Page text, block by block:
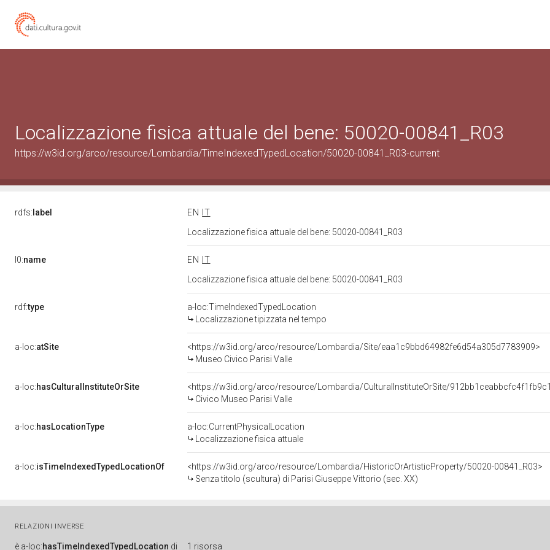
Localizzazione fisica attuale del bene: 50020-00841_R03
https://w3id.org/arco/resource/Lombardia/TimeIndexedTypedLocation/50020-00841_R03-current
rdfs: label EN
IT
Localizzazione fisica attuale del bene: 50020-00841_R03
l0:name EN
IT
Localizzazione fisica attuale del bene: 50020-00841_R03
rdf:type
a-loc:TimeIndexedTypedLocation
Localizzazione tipizzata nel tempo
a-loc:atSite
<https://w3id.org/arco/resource/Lombardia/Site/eaa1c9bbd64982fe6d54a305d7783909>
Museo Civico Parisi Valle
a-loc:hasCulturalInstituteOrSite
<https://w3id.org/arco/resource/Lombardia/CulturalInstituteOrSite/
Civico Museo Parisi Valle
a-loc:hasLocationType
a-loc:CurrentPhysicalLocation
Localizzazione fisica attuale
a-loc:isTimeIndexedTypedLocationOf
<https://w3id.org/arco/resource/Lombardia/HistoricOrArtisticProperty/50020-00841_R03>
Senza titolo (scultura) di Parisi Giuseppe Vittorio (sec. XX)
RELAZIONI INVERSE
è a-loc:hasTimeIndexedTypedLocation di 1 risorsa